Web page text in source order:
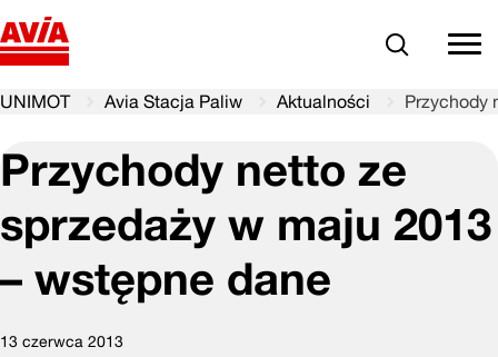
Szukaj
UNIMOT Avia Stacja Paliw Aktualności Przychody
Przychody netto ze
sprzedaży w maju 2013
– wstępne dane
13 czerwca 2013